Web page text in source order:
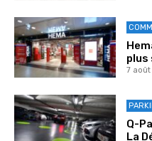
plus
7
Q-
La